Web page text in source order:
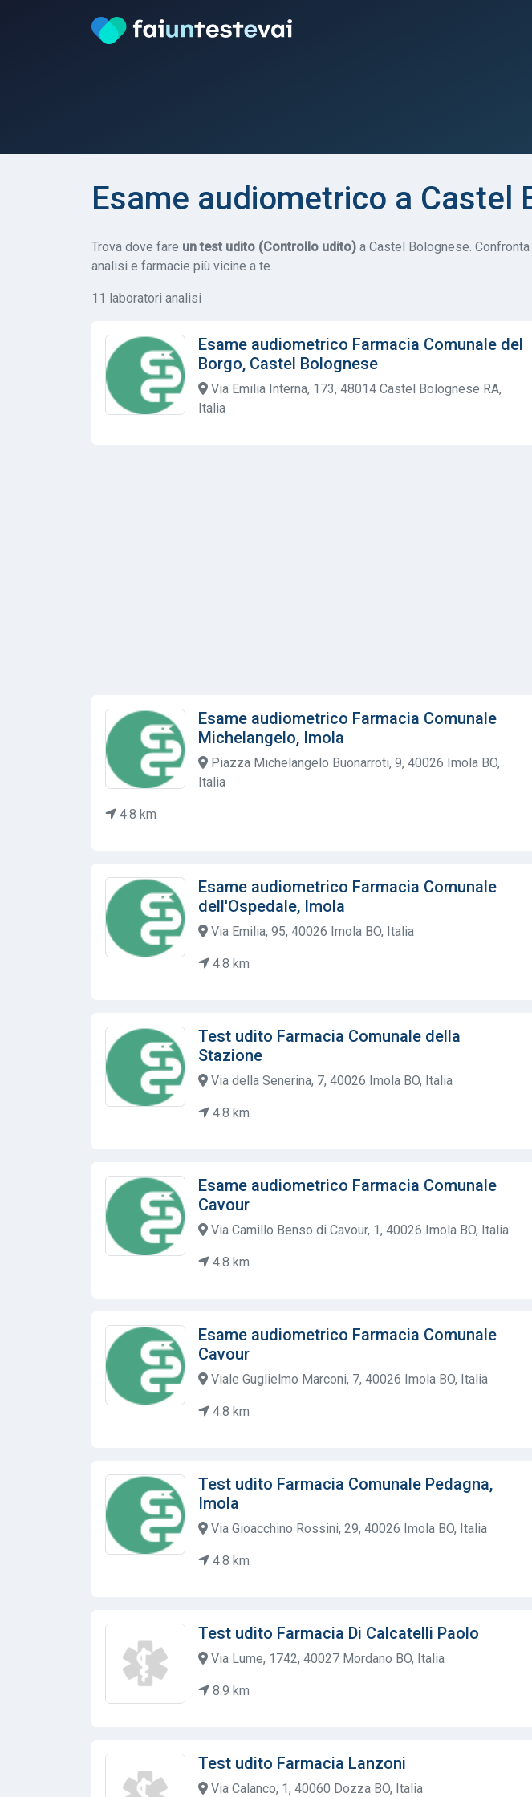
Esame audiometrico a Castel
Trova dove fare un test udito (Controllo udito) a Castel Bolognese.
analisi e farmacie più vicine a te.
11 laboratori analisi
Esame audiometrico Farmacia Comunale del
Borgo, Castel Bolognese
Via Emilia Interna, 173, 48014 Castel Bolognese RA,
Italia
Esame audiometrico Farmacia Comunale
Michelangelo, Imola
Piazza Michelangelo Buonarroti, 9, 40026 Imola BO,
Italia
4.8 km
Esame audiometrico Farmacia Comunale
dell'Ospedale, Imola
Via Emilia, 95, 40026 Imola BO, Italia
4.8 km
Test udito Farmacia Comunale della
Stazione
Via della Senerina, 7, 40026 Imola BO, Italia
4.8 km
Esame audiometrico Farmacia Comunale
Cavour
Via Camillo Benso di Cavour, 1, 40026 Imola BO, Italia
4.8 km
Esame audiometrico Farmacia Comunale
Cavour
Viale Guglielmo Marconi, 7, 40026 Imola BO, Italia
4.8 km
Test udito Farmacia Comunale Pedagna,
Imola
Via Gioacchino Rossini, 29, 40026 Imola BO, Italia
4.8 km
Test udito Farmacia Di Calcatelli Paolo
Via Lume, 1742, 40027 Mordano BO, Italia
8.9 km
Test udito Farmacia Lanzoni
Via Calanco, 1, 40060 Dozza BO, Italia